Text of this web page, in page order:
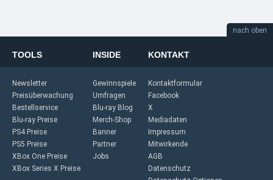
nach oben
TOOLS
Newsletter
Preisüberwachung
Bestellservice
Blu-ray Preise
PS4 Preise
PS5 Preise
XBox One Preise
XBox Series X Preise
INSIDE
Gewinnspiele
Umfragen
Blu-ray Blog
Merch-Shop
Banner
Partner
Jobs
KONTAKT
Kontaktformular
Facebook
X
Mediadaten
Impressum
Mitwirkende
AGB
Datenschutz